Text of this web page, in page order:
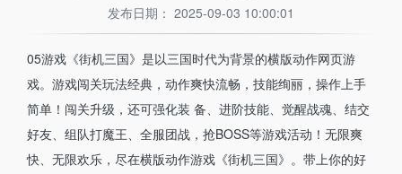
发布日期： 2025-09-03 10:00:01
05游戏《街机三国》是以三国时代为背景的横版动作网页游
戏。游戏闯关玩法经典，动作爽快流畅，技能绚丽，操作上手
简单！闯关升级，还可强化装 备、进阶技能、觉醒战魂、结交
好友、组队打魔王、全服团战，抢BOSS等游戏活动！无限爽
快、无限欢乐，尽在横版动作游戏《街机三国》。带上你的好